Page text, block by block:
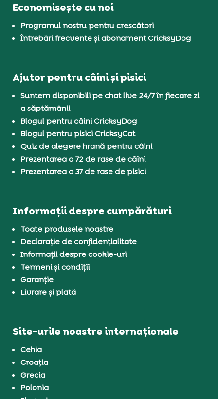
Economisește cu noi
Programul nostru pentru crescători
Întrebări frecvente și abonament CricksyDog
Ajutor pentru câini și pisici
Suntem disponibili pe chat live 24/7 în fiecare zi
a săptămânii
Blogul pentru câini CricksyDog
Blogul pentru pisici CricksyCat
Quiz de alegere hrană pentru câini
Prezentarea a 72 de rase de câini
Prezentarea a 37 de rase de pisici
Informații despre cumpărături
Toate produsele noastre
Declarație de confidențialitate
Informații despre cookie-uri
Termeni și condiții
Garanție
Livrare și plată
Site-urile noastre internaționale
Cehia
Croația
Grecia
Polonia